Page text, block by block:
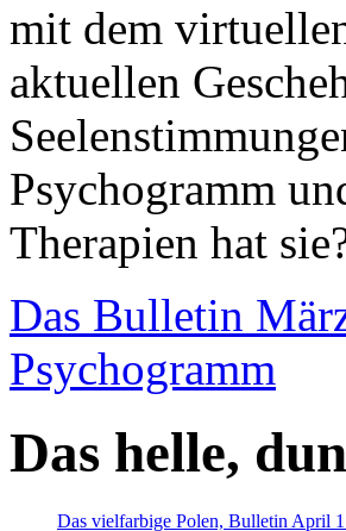
mit dem
aktuellen
Psychogramm
Therapien hat
Das Bulletin
Psychogramm
Das helle,
Das vielfarbige Polen, Bulletin April